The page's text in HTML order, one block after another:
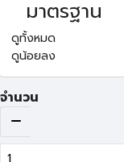
มาตรฐาน
ดูทั้งหมด
ดูน้อยลง
จำนวน